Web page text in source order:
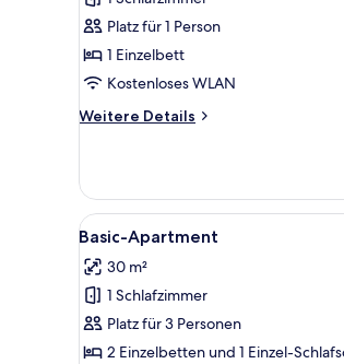
anzeigen
Platz für 1 Person
1 Einzelbett
Kostenloses WLAN
Weitere Details
Weitere
Alle
Fotos
für
Basic-
Apartment
anzeigen
Ein
1
Basic-Apartment
30 m²
1 Schlafzimmer
Platz für 3 Personen
2 Einzelbetten und 1 Einzel-